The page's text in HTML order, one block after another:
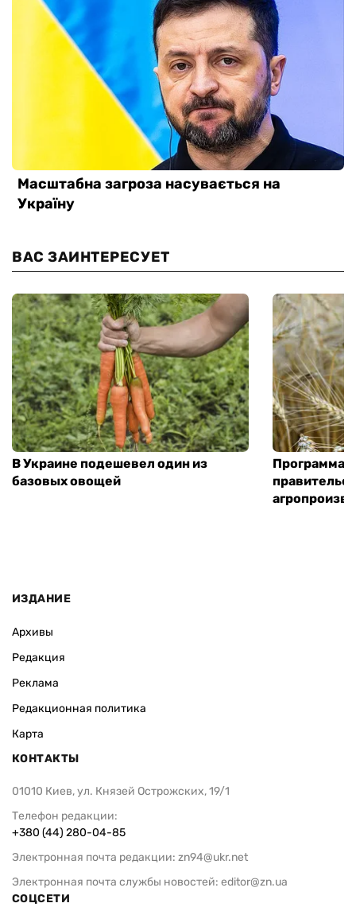
ВАС ЗАИНТЕРЕСУЕТ
В Украине подешевел один из
базовых овощей
Программа
ИЗДАНИЕ
Архивы
Редакция
Реклама
Редакционная политика
Карта
КОНТАКТЫ
01010 Киев, ул. Князей Острожских, 19/1
Телефон редакции:
+380 (44) 280-04-85
Электронная почта редакции: zn94@ukr.net
Электронная почта службы новостей: editor@zn.ua
СОЦСЕТИ